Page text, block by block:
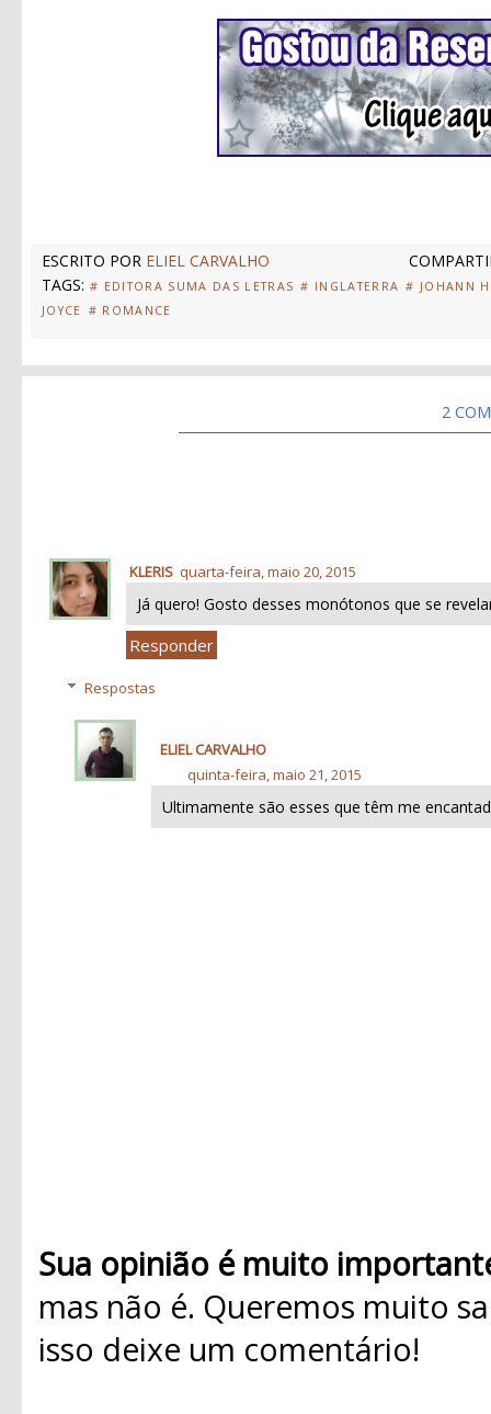
ESCRITO POR ELIEL CARVALHO
TAGS: # EDITORA SUMA DAS LETRAS # INGLATERRA # JOHANN
JOYCE # ROMANCE
2
KLERIS quarta-feira, maio 20, 2015
Já quero! Gosto desses monótonos que se
Responder
Respostas
ELIEL CARVALHO
quinta-feira, maio 21, 2015
Ultimamente são esses que têm me
Sua opinião é muito
mas não é. Queremos muito
isso deixe um comentário!